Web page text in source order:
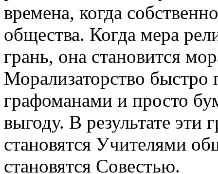
времена, когда
общества. Когда мера
грань, она становится
Морализаторство быстро
графоманами и просто
выгоду. В результате эти
становятся Учителями
становятся Совестью.